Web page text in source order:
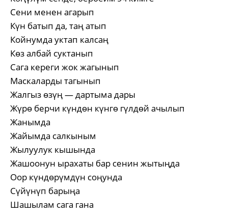
Сени менен агарып
Күн батып да, таң атып
Койнумда уктап калсаң
Көз албай суктанып
Сага кереги жок жагынып
Маскаларды тагынып
Жалгыз өзүң — дартыма дары
Жүрө берчи күндөн күнгө гүлдөй ачылып
Жанымда
Жайымда салкыным
Жылуулук кышында
Жашоонун ырахаты бар сенин жытыңда
Оор күндөрүмдүн соңунда
Сүйүнүп барыңа
Шашылам сага гана